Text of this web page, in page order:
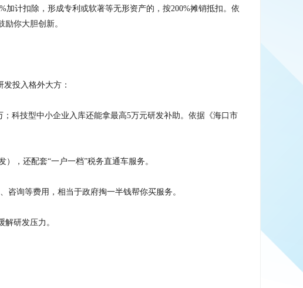
计扣除，形成专利或软著等无形资产的，按200%摊销抵扣。依
你大胆创新。
投入格外大方：
科技型中小企业入库还能拿最高5万元研发补助。依据《海口市
，还配套“一户一档”税务直通车服务。
咨询等费用，相当于政府掏一半钱帮你买服务。
研发压力。